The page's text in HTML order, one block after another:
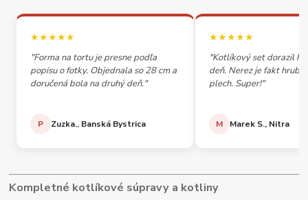
★★★★★
"Forma na tortu je presne podľa
popisu o fotky. Objednala so 28 cm a
doručená bola na druhý deň."
P Zuzka., Banská Bystrica
★★★★★
"Kotlíkový set dorazil
deň. Nerez je fakt
plech. Super!"
M Marek S., Nitra
Kompletné kotlíkové súpravy a kotliny